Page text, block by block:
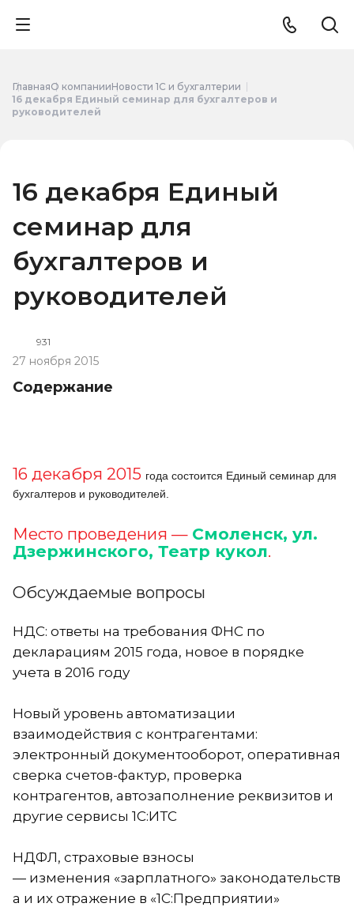
ГлавнаяО компанииНовости 1С и бухгалтерии
16 декабря Единый семинар для бухгалтеров и
руководителей
16 декабря Единый
семинар для
бухгалтеров и
руководителей
931
27 ноября 2015
Содержание
16 декабря 2015 года состоится Единый семинар для
бухгалтеров и руководителей.
Место проведения — Смоленск, ул.
Дзержинского, Театр кукол.
Обсуждаемые вопросы
НДС: ответы на требования ФНС по
декларациям 2015 года, новое в порядке
учета в 2016 году
Новый уровень автоматизации
взаимодействия с контрагентами:
электронный документооборот, оперативная
сверка счетов-фактур, проверка
контрагентов, автозаполнение реквизитов и
другие сервисы 1С:ИТС
НДФЛ, страховые взносы
— изменения «зарплатного» законодательств
а и их отражение в «1С:Предприятии»